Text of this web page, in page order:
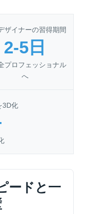
ザイナーの習得期間
2-5日
プロフェッショナル
へ
3D化
ードと一